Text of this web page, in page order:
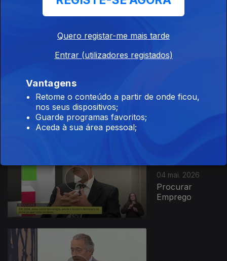
Pedras
O Poder dos
04 mai. 2026
Procurar
Emprego
Quero registar-me mais tarde
Entrar (utilizadores registados)
Vantagens
Retome o conteúdo a partir de onde ficou,
nos seus dispositivos;
Guarde programas favoritos;
Aceda à sua área pessoal;